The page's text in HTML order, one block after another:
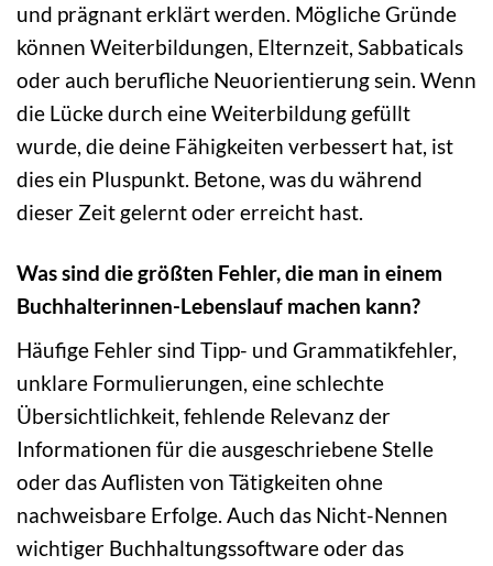
und prägnant erklärt werden. Mögliche Gründe
können Weiterbildungen, Elternzeit, Sabbaticals
oder auch berufliche Neuorientierung sein. Wenn
die Lücke durch eine Weiterbildung gefüllt
wurde, die deine Fähigkeiten verbessert hat, ist
dies ein Pluspunkt. Betone, was du während
dieser Zeit gelernt oder erreicht hast.
Was sind die größten Fehler, die man in einem
Buchhalterinnen-Lebenslauf machen kann?
Häufige Fehler sind Tipp- und Grammatikfehler,
unklare Formulierungen, eine schlechte
Übersichtlichkeit, fehlende Relevanz der
Informationen für die ausgeschriebene Stelle
oder das Auflisten von Tätigkeiten ohne
nachweisbare Erfolge. Auch das Nicht-Nennen
wichtiger Buchhaltungssoftware oder das